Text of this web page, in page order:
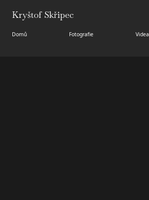
Kryštof Skřipec
Domů Fotografie Videa